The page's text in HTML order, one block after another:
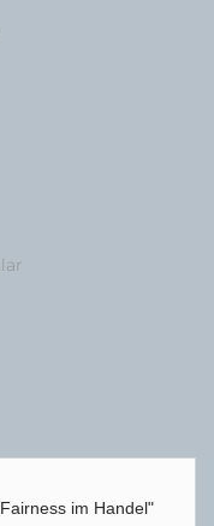
im Handel"